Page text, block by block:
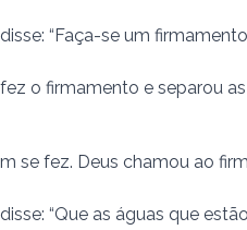
“Faça-se um
o firmamento e separou
se fez. Deus chamou ao
“Que as águas que